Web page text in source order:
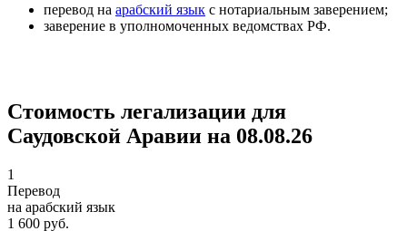
перевод на арабский язык с нотариальным заверением;
заверение в уполномоченных ведомствах РФ.
Стоимость легализации для
Саудовской Аравии на 08.08.26
1
Перевод
на арабский язык
1 600 руб.